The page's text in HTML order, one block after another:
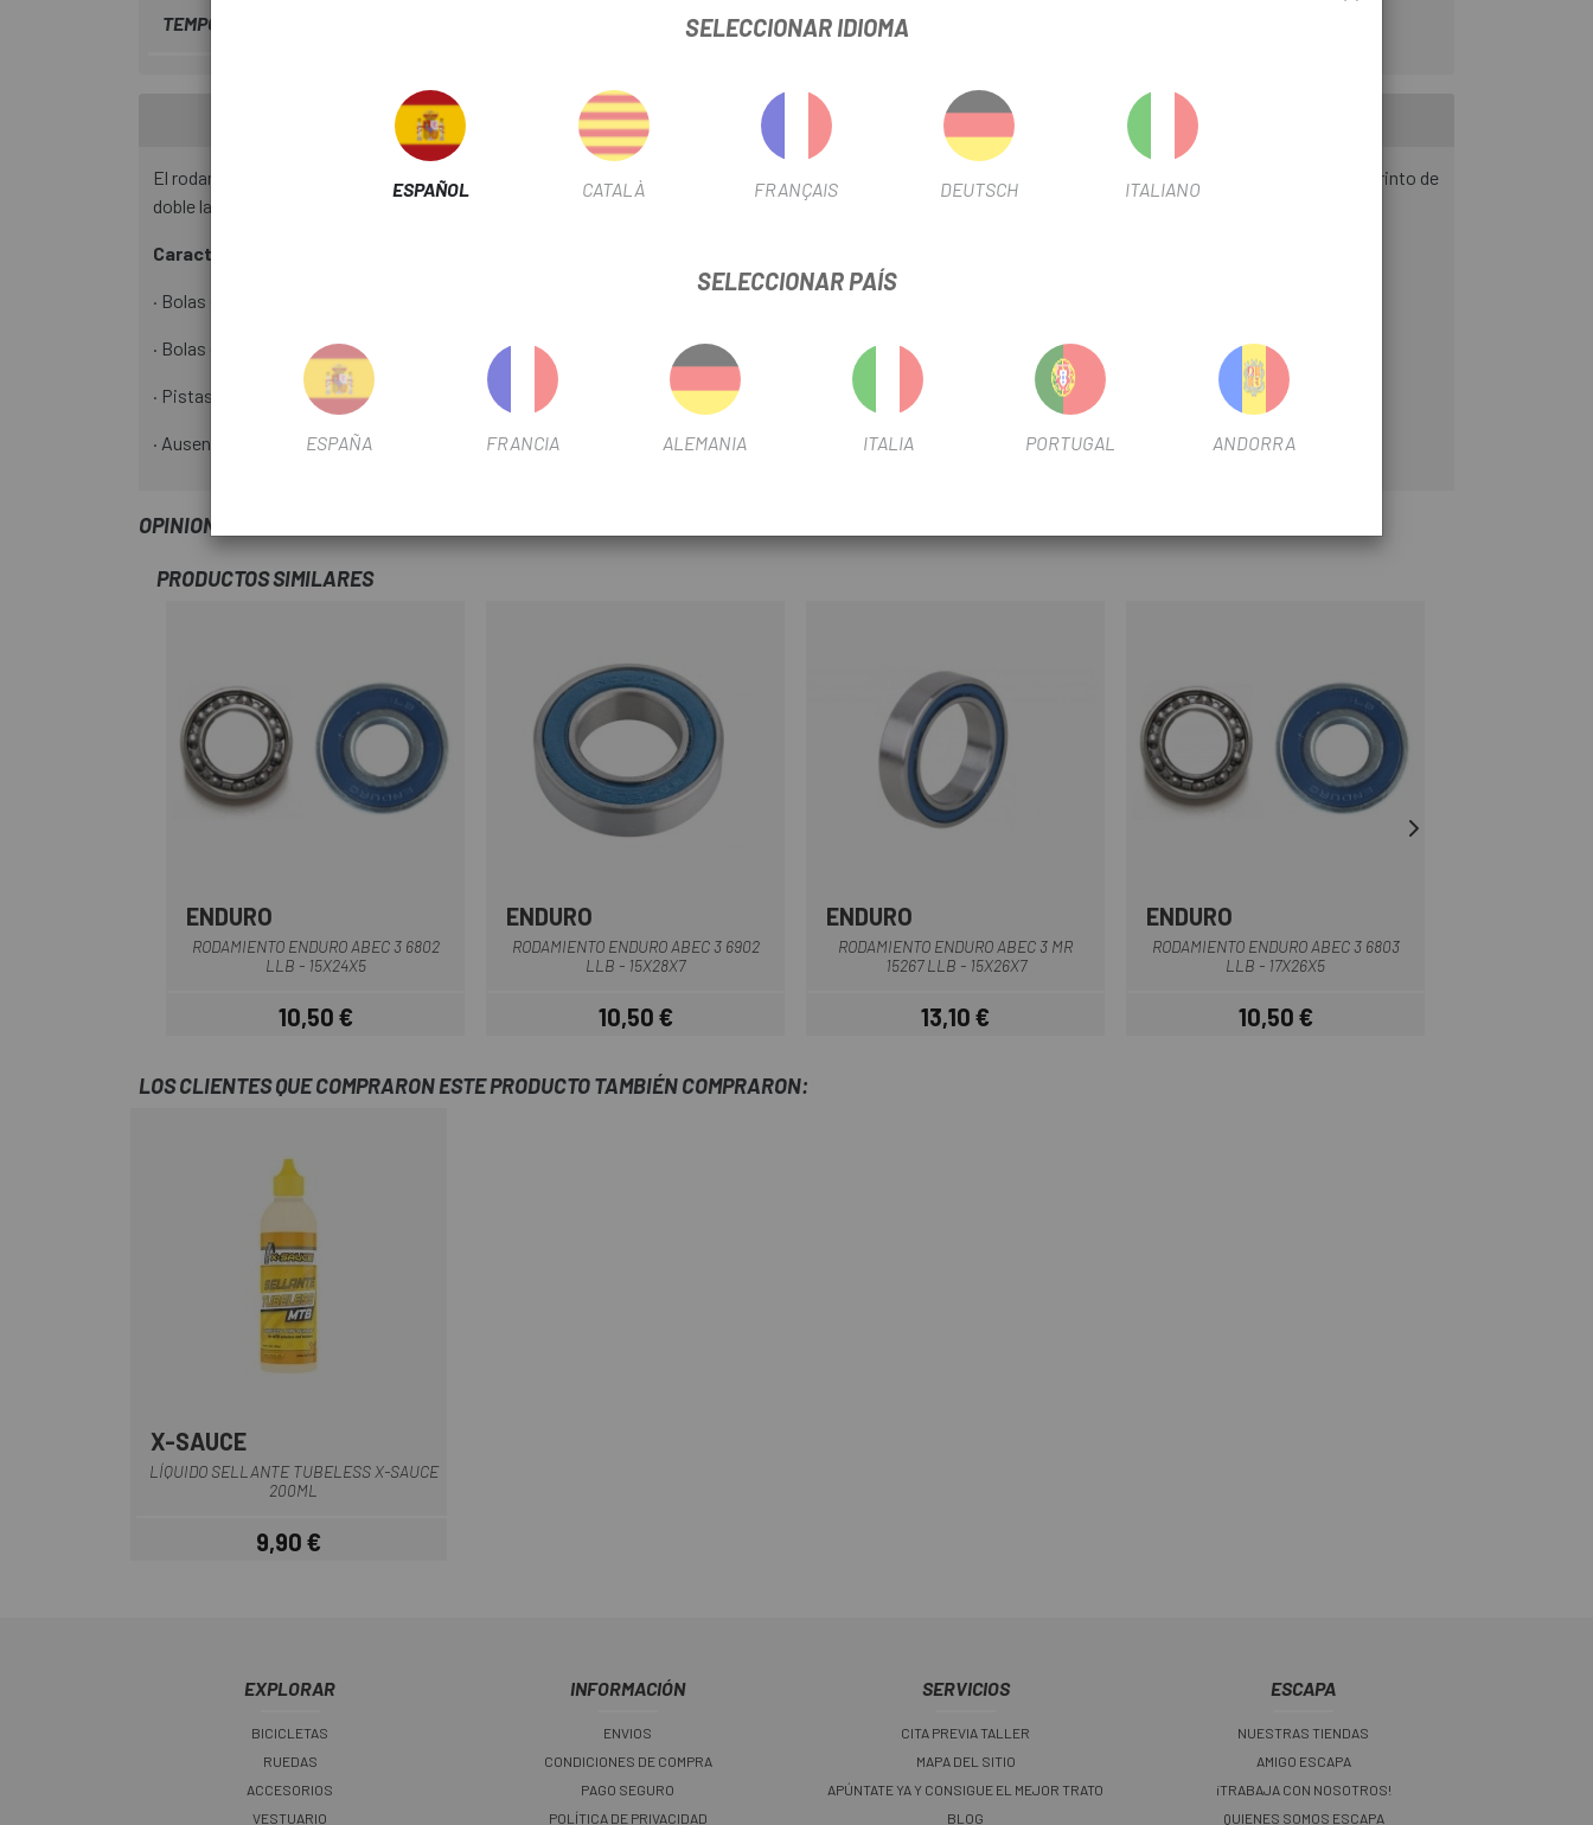
TEMPORADA
INFORMACIÓN DEL PRODUCTO
El rodamiento radial ABEC-3 cuenta con anillos de aleación de cromo con alto contenido de carbono 52100 combinados con bolas de grado 10 y sellos de laberinto de
doble labio (LLB) para soportar los elementos externos y contener el 90 % de relleno Mobil XHP 222 grasa sintética a prueba de agua de alta presión
Características:
· Bolas en acero Chromium de grado 10.
· Bolas de alta precisión dentro del 10/1.000.000, dos veces más redondas que el standard de la industria.
· Pistas en aleación Chromium 52100 High Carbon.
· Ausencia de ruido en movimiento.
OPINIONES
PRODUCTOS SIMILARES
ENDURO
RODAMIENTO ENDURO ABEC 3 6802
LLB - 15X24X5
Precio
10,50 €
ENDURO
RODAMIENTO ENDURO ABEC 3 6902
LLB - 15X28X7
Precio
10,50 €
ENDURO
RODAMIENTO ENDURO ABEC 3 MR
15267 LLB - 15X26X7
Precio
13,10 €
ENDURO
RODAMIENTO ENDURO ABEC 3 6803
LLB - 17X26X5
Precio
10,50 €
LOS CLIENTES QUE COMPRARON ESTE PRODUCTO TAMBIÉN COMPRARON:
X-SAUCE
LÍQUIDO SELLANTE TUBELESS X-SAUCE
200ML
Precio
9,90 €
EXPLORAR
BICICLETAS
RUEDAS
ACCESORIOS
VESTUARIO
INFORMACIÓN
ENVIOS
CONDICIONES DE COMPRA
PAGO SEGURO
POLÍTICA DE PRIVACIDAD
SERVICIOS
CITA PREVIA TALLER
MAPA DEL SITIO
APÚNTATE YA Y CONSIGUE EL MEJOR TRATO
BLOG
ESCAPA
NUESTRAS TIENDAS
AMIGO ESCAPA
¡TRABAJA CON NOSOTROS!
QUIENES SOMOS ESCAPA
SELECCIONAR IDIOMA
ESPAÑOL CATALÀ FRANÇAIS DEUTSCH ITALIANO
SELECCIONAR PAÍS
ESPAÑA FRANCIA ALEMANIA ITALIA PORTUGAL ANDORRA